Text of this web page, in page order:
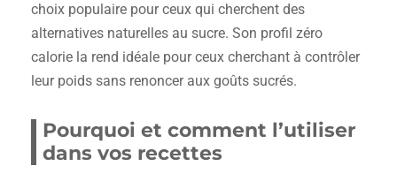
choix populaire pour ceux qui cherchent des
alternatives naturelles au sucre. Son profil zéro
calorie la rend idéale pour ceux cherchant à contrôler
leur poids sans renoncer aux goûts sucrés.
Pourquoi et comment l’utiliser
dans vos recettes